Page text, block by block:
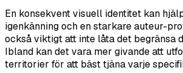
En konsekvent visuell identitet kan
igenkänning och en starkare auteur-
också viktigt att inte låta det begränsa
Ibland kan det vara mer givande att
territorier för att bäst tjäna varje